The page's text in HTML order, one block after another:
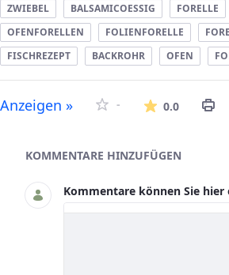
ZWIEBEL
BALSAMICOESSIG FORELLE
OFENFORELLEN
FOLIENFORELLE
FISCHREZEPT
BACKROHR OFEN
Anzeigen » - 0.0Die
Asset-Herausgeber
KOMMENTARE HINZUFÜGEN
Kommentare können Sie hier